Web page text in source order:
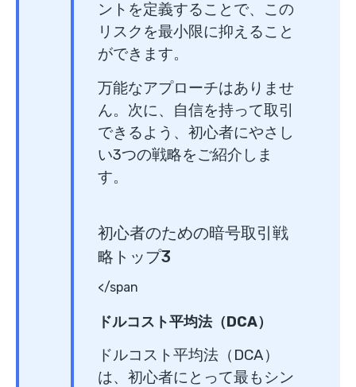
ントを定義することで、この
リスクを最小限に抑えること
ができます。
万能なアプローチはありませ
ん。次に、自信を持って取引
できるよう、初心者にやさし
い3つの戦略をご紹介しま
す。
初心者のための暗号取引戦
略トップ3
</span
ドルコスト平均法（DCA）
ドルコスト平均法（DCA）
は、初心者にとって最もシン